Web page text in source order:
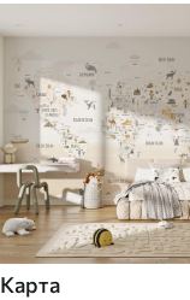
Карта